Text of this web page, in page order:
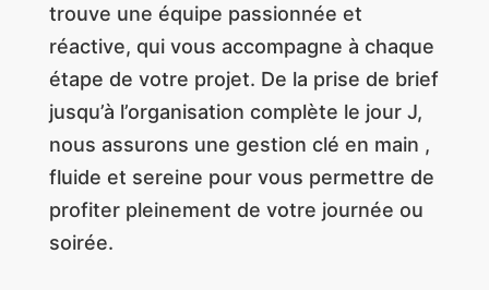
trouve une équipe passionnée et
réactive, qui vous accompagne à chaque
étape de votre projet. De la prise de brief
jusqu’à l’organisation complète le jour J,
nous assurons une gestion clé en main ,
fluide et sereine pour vous permettre de
profiter pleinement de votre journée ou
soirée.